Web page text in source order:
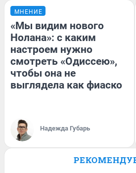
МНЕНИЕ
«Мы видим нового
Нолана»: с каким
настроем нужно
смотреть «Одиссею»,
чтобы она не
выглядела как фиаско
Надежда Губарь